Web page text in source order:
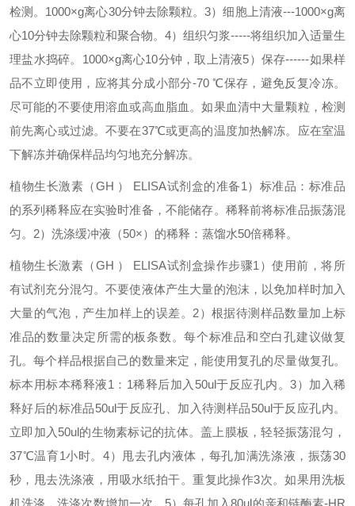
检测。 1000×g离心30分钟去除颗粒。3）细胞上清液---1000×g离
心10分钟去除颗粒和聚合物。 4）组织匀浆-----将组织加入适量生
理盐水捣碎。 1000×g离心10分钟，取上清液5）保存------如果样
品不立即使用，应将其分成小部分-70℃保存，避免反复冷冻。
尽可能的不要使用溶血或高血脂血。如果血清中大量颗粒，检测
前先离心或过滤。不要在37℃或更高的温度加热解冻。应在室温
下解冻并确保样品均匀地充分解冻。
植物生长激素（GH ） ELISA试剂盒的准备1 ）标准品：标准品
的系列稀释应在实验时准备，不能储存。稀释前将标准品振荡混
匀。 2）洗涤缓冲液（50×）的稀释：蒸馏水50倍稀释。
植物生长激素（GH ） ELISA试剂盒操作步骤1 ）使用前，将所
有试剂充分混匀。不要使液体产生大量的泡沫，以免加样时加入
大量的气泡，产生加样上的误差。 2）根据待测样品数量加上标
准品的数量决定所需的板条数。每个标准品和空白孔建议做复
孔。每个样品根据自己的数量来定，能使用复孔的尽量做复孔。
标本用标本稀释液1 ： 1稀释后加入 50ul于反应孔内。3）加入稀
释好后的标准品50ul于反应孔、加入待测样品50ul于反应孔内。
立即加入 50ul的生物素标记的抗体。盖上膜板，轻轻振荡混匀，
37℃温育1小时。4）甩去孔内液体，每孔加满洗涤液，振荡30
秒，甩去洗涤液，用吸水纸拍干。重复此操作3次。如果用洗板
机洗涤，洗涤次数增加一次。 5）每孔加入80ul的亲和链酶素-HR